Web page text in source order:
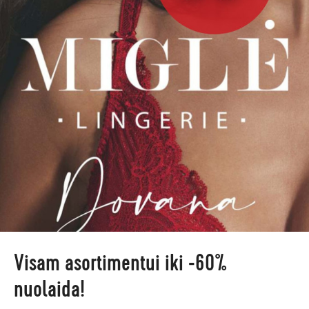
Visam asortimentui iki -60%
nuolaida!